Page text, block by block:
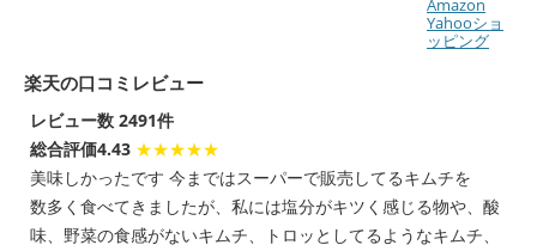
Amazon
Yahooショ
ッピング
楽天の口コミレビュー
レビュー数 2491件
総合評価4.43 ★★★★★
美味しかったです 今まではスーパーで販売してるキムチを
数多く食べてきましたが、私には塩分がキツく感じる物や、酸
味、野菜の食感がないキムチ、トロッとしてるようなキムチ、